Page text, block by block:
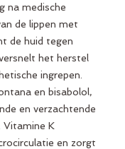
na medische
de lippen met
de huid tegen
het herstel
ingrepen.
en bisabolol,
en verzachtende
Vitamine K
en zorgt